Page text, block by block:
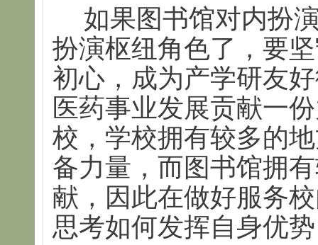
如果图书馆对内扮
扮演枢纽角色了，要
初心，成为产学研友
医药事业发展贡献一
校，学校拥有较多的
备力量，而图书馆拥
献，因此在做好服务
思考如何发挥自身优